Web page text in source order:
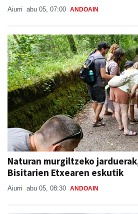
Aiurri abu 05, 07:00 ANDOAIN
Naturan murgiltzeko
Bisitarien Etxearen eskutik
Aiurri abu 05, 08:30 ANDOAIN